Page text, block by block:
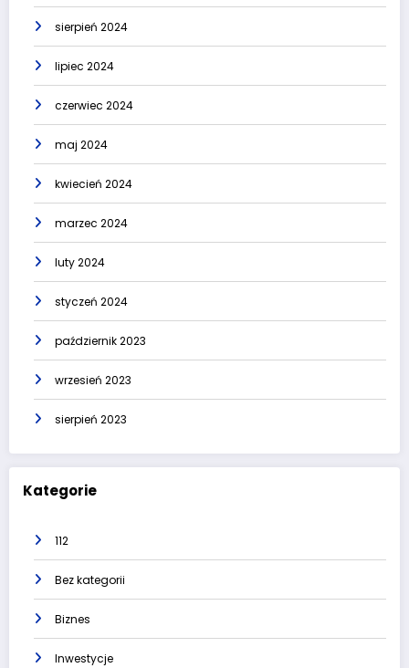
sierpień 2024
lipiec 2024
czerwiec 2024
maj 2024
kwiecień 2024
marzec 2024
luty 2024
styczeń 2024
październik 2023
wrzesień 2023
sierpień 2023
Kategorie
112
Bez kategorii
Biznes
Inwestycje